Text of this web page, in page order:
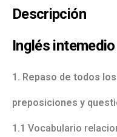
Descripción
Inglés intemedio
1. Repaso de todos
preposiciones y
1.1 Vocabulario